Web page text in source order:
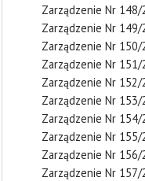
Zarządzenie Nr 148/
Zarządzenie Nr 149/
Zarządzenie Nr 150/
Zarządzenie Nr 151/
Zarządzenie Nr 152/
Zarządzenie Nr 153/
Zarządzenie Nr 154/
Zarządzenie Nr 155/
Zarządzenie Nr 156/
Zarządzenie Nr 157/